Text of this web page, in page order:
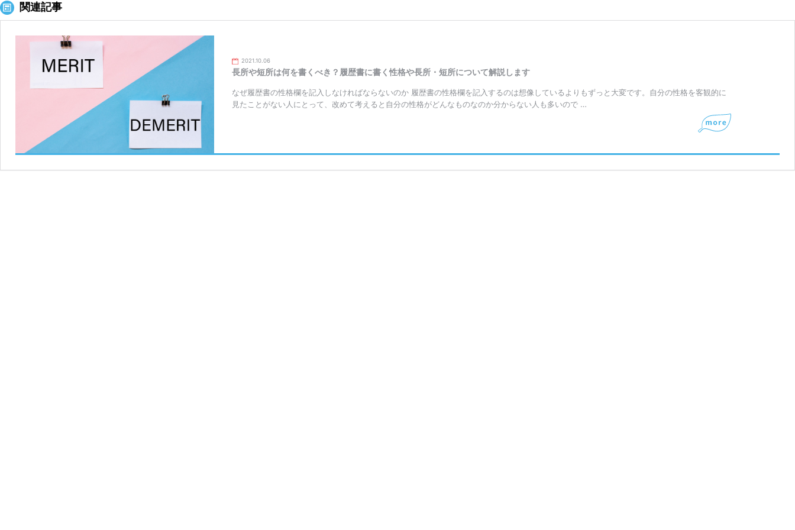
関連記事
2021.10.06
長所や短所は何を書くべき？履歴書に書く性格や長所・短所について解説します
なぜ履歴書の性格欄を記入しなければならないのか 履歴書の性格欄を記入するのは想像しているよりもずっと大変です。自分の性格を客観的に
見たことがない人にとって、改めて考えると自分の性格がどんなものなのか分からない人も多いので …